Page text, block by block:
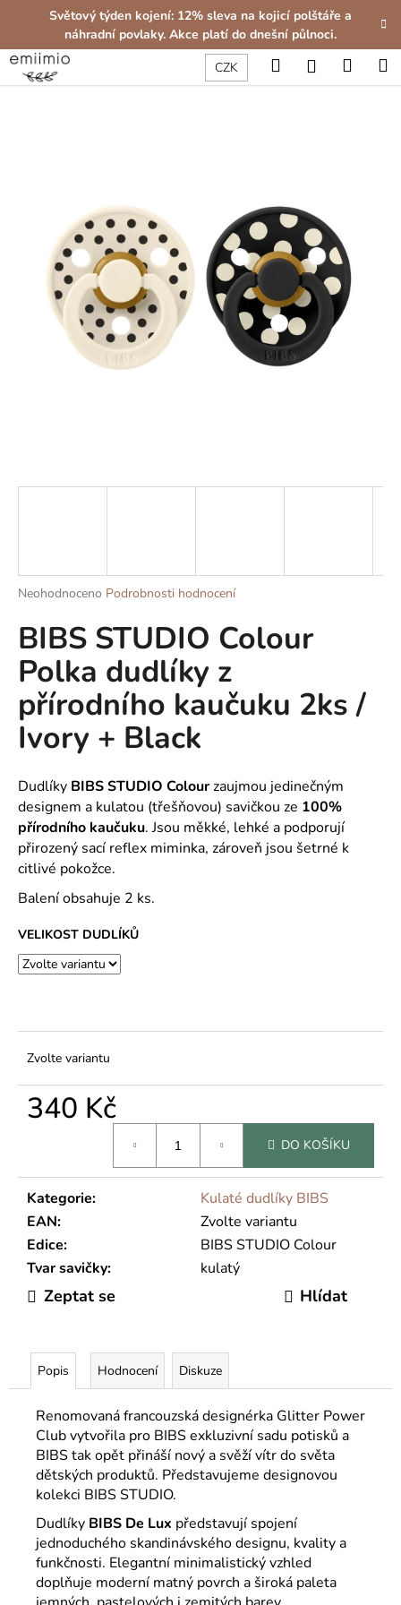
Světový týden kojení: 12% sleva na kojicí polštáře a
náhradní povlaky. Akce platí do dnešní půlnoci.
CZK
HledatPřihlášení
Průměrné
produktu
je
0,0
z
hvězdiček.
Neohodnoceno Podrobnosti hodnocení
BIBS STUDIO Colour
Polka dudlíky z
přírodního kaučuku 2ks /
Ivory + Black
Dudlíky BIBSSTUDIO Colourzaujmou jedinečným
designem a kulatou (třešňovou) savičkou ze 100%
přírodního kaučuku. Jsou měkké, lehké a podporují
přirozený sací reflex miminka, zároveň jsou šetrné k
citlivé pokožce.
Balení obsahuje 2 ks.
VELIKOST DUDLÍKŮ
Zvolte variantu
340 Kč
DO KOŠÍKU
Kategorie:
Kulaté dudlíky BIBS
EAN:
Zvolte variantu
Edice:
BIBS STUDIO Colour
Tvar savičky: kulatý
Zeptat se Hlídat
Popis Hodnocení Diskuze
Renomovaná francouzská designérka Glitter Power
Club vytvořila pro BIBS exkluzivní sadu potisků a
BIBS tak opět přináší nový a svěží vítr do světa
dětských produktů. Představujeme designovou
kolekci BIBS STUDIO.
Dudlíky BIBS De Lux představují spojení
jednoduchého skandinávského designu, kvality a
funkčnosti. Elegantní minimalistický vzhled
doplňuje moderní matný povrch a široká paleta
š
í
Zpět
Zpět
t
D
o
p
o
u
č
u
j
e
e